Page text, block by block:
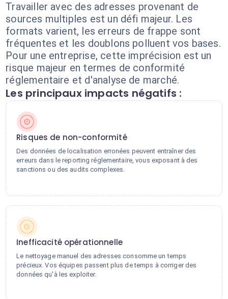
Travailler avec des adresses provenant de
sources multiples est un défi majeur. Les
formats varient, les erreurs de frappe sont
fréquentes et les doublons polluent vos bases.
Pour une entreprise, cette imprécision est un
risque majeur en termes de conformité
réglementaire et d'analyse de marché.
Les principaux impacts négatifs :
Risques de non-conformité
Des données de localisation erronées peuvent entraîner des
erreurs dans le reporting réglementaire, vous exposant à des
sanctions ou des audits complexes.
Inefficacité opérationnelle
Le nettoyage manuel des adresses consomme un temps
précieux. Vos équipes passent plus de temps à corriger des
données qu'à les exploiter.